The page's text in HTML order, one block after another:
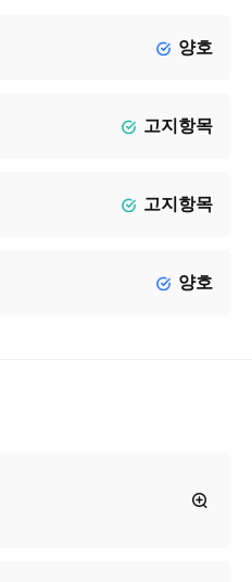
양호
고지항목
고지항목
양호